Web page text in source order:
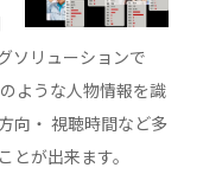
ソリューションで
ような人物情報を識
向・ 視聴時間など多
とが出来ます。